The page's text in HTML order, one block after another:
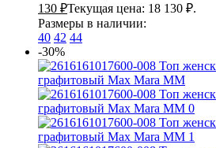
130 ₽Текущая цена: 18 130 ₽.
Размеры в наличии:
40 42 44
-30%